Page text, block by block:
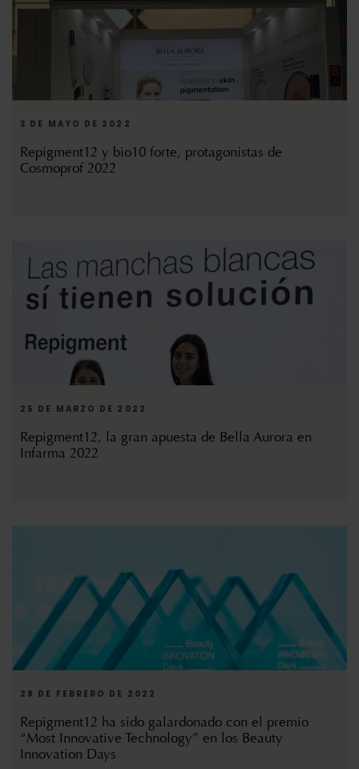
3 DE MAYO DE 2022
Repigment12 y bio10 forte, protagonistas de
Cosmoprof 2022
25 DE MARZO DE 2022
Repigment12, la gran apuesta de Bella Aurora en
Infarma 2022
28 DE FEBRERO DE 2022
Repigment12 ha sido galardonado con el premio
“Most Innovative Technology” en los Beauty
Innovation Days